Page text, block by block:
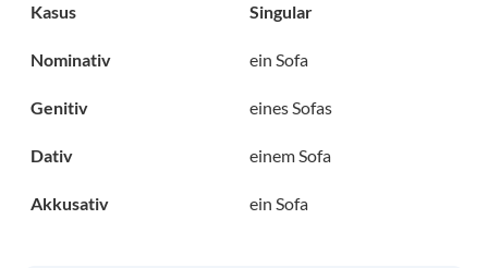
Kasus Singular
Nominativ ein Sofa
Genitiv eines Sofas
Dativ einem Sofa
Akkusativ ein Sofa